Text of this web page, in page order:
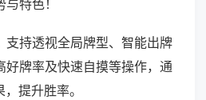
特色！
支持透视全局牌型、智能出牌
好牌率及快速自摸等操作，通
提升胜率。